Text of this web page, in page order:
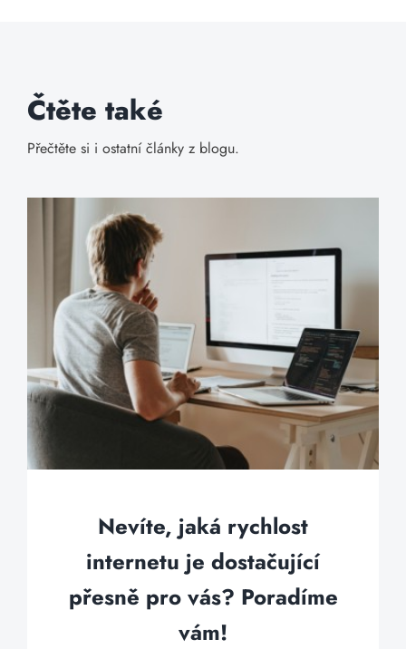
Čtěte také
Přečtěte si i ostatní články z blogu.
Nevíte, jaká rychlost
internetu je dostačující
přesně pro vás? Poradíme
vám!